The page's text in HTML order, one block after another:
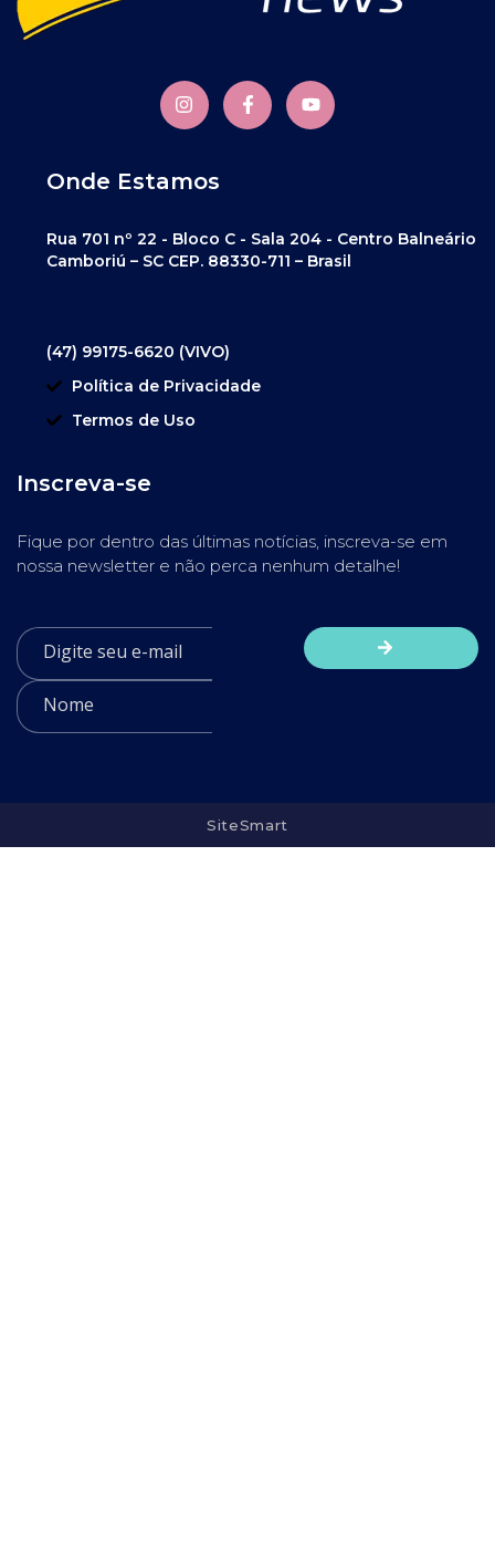
Onde Estamos
Rua 701 nº 22 - Bloco C - Sala 204 - Centro Balneário
Camboriú – SC CEP. 88330-711 – Brasil
(47) 99175-6620 (VIVO)
Política de Privacidade
Termos de Uso
Inscreva-se
Fique por dentro das últimas notícias, inscreva-se em
nossa newsletter e não perca nenhum detalhe!
SiteSmart